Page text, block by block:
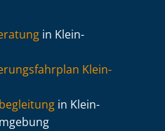
in Klein-
Klein-
in Klein-